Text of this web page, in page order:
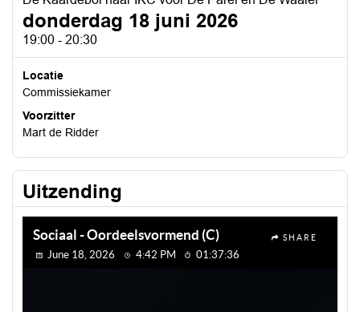
donderdag 18 juni 2026
19:00 - 20:30
Locatie
Commissiekamer
Voorzitter
Mart de Ridder
Uitzending